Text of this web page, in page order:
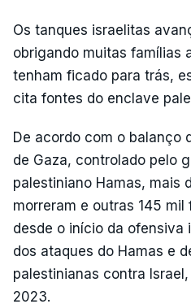
Os tanques israelitas
obrigando muitas famílias
tenham ficado para trás,
cita fontes do enclave
De acordo com o balanço
de Gaza, controlado pelo
palestiniano Hamas, mais
morreram e outras 145
desde o início da ofensiva
dos ataques do Hamas e
palestinianas contra
2023.